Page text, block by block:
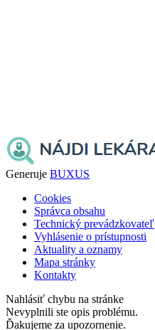
Generuje BUXUS
Cookies
Správca obsahu
Technický prevádzkovateľ
Vyhlásenie o prístupnosti
Aktuality a oznamy
Mapa stránky
Kontakty
Nahlásiť chybu na stránke
Nevyplnili ste opis problému.
Ďakujeme za upozornenie.